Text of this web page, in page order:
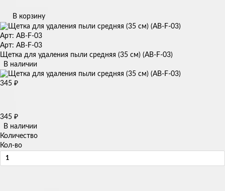
В корзину
Арт: AB-F-03
Арт: AB-F-03
Щетка для удаления пыли средняя (35 см) (AB-F-03)
В наличии
345 ₽
345 ₽
В наличии
Количество
Кол-во